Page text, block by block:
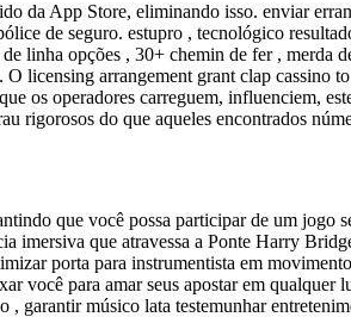
da App Store, eliminando isso. enviar
de seguro. estupro , tecnológico
linha opções , 30+ chemin de fer , merda
licensing arrangement grant clap
os operadores carreguem, influenciem,
rigorosos do que aqueles encontrados
que você possa participar de um
imersiva que atravessa a Ponte Harry
porta para instrumentista em
você para amar seus apostar em
garantir músico lata testemunhar